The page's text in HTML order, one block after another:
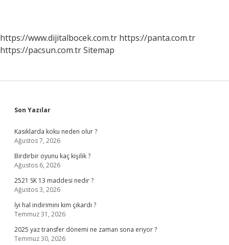
Uyur
https://www.dijitalbocek.com.tr https://panta.com.tr
https://pacsun.com.trSitemap
Sidebar
Son Yazılar
Kasıklarda koku neden olur ?
Ağustos 7, 2026
Birdirbir oyunu kaç kişilik ?
Ağustos 6, 2026
2521 SK 13 maddesi nedir ?
Ağustos 3, 2026
İyi hal indirimini kim çıkardı ?
Temmuz 31, 2026
2025 yaz transfer dönemi ne zaman sona eriyor ?
Temmuz 30, 2026